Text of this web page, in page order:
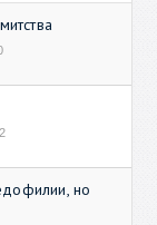
но